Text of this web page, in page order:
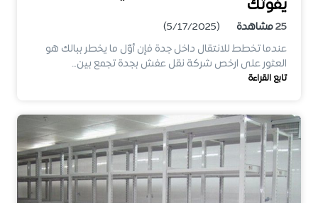
يفوتك
25مشاهدة
(5/17/2025)
عندما تخطط للانتقال داخل جدة فإن أوّل ما يخطر ببالك هو
العثور على ارخص شركة نقل عفش بجدة تجمع بين…
تابع القراءة